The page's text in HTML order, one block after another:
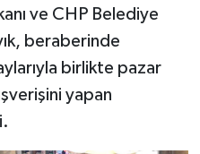
ve CHP Belediye
beraberinde
birlikte pazar
yapan